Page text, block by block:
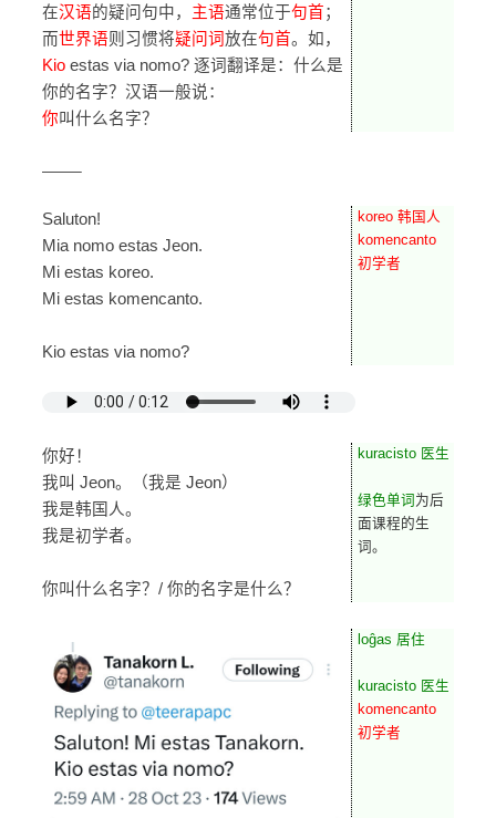
在汉语的疑问句中， 主语通常位于句首；
而世界语则习惯将疑问词放在句首。如，
Kio estas via nomo? 逐词翻译是：什么是
你的名字？汉语一般说：
你叫什么名字？
——–
Saluton!
Mia nomo estas Jeon.
Mi estas koreo.
Mi estas komencanto.
Kio estas via nomo?
koreo 韩国人
komencanto
初学者
你好！
我叫 Jeon。（我是 Jeon）
我是韩国人。
我是初学者。
你叫什么名字？/ 你的名字是什么？
kuracisto 医生
绿色单词 为后
面课程的生
词。
loĝas 居住
kuracisto 医生
komencanto
初学者